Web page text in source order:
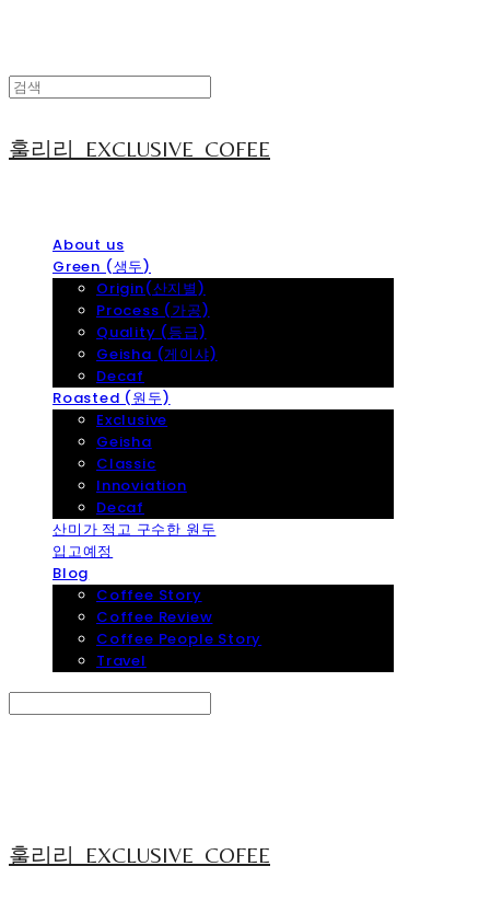
훌리리_EXCLUSIVE_COFEE
About us
Green (생두)
Origin(산지별)
Process (가공)
Quality (등급)
Geisha (게이샤)
Decaf
Roasted (원두)
Exclusive
Geisha
Classic
Innoviation
Decaf
산미가 적고 구수한 원두
입고예정
Blog
Coffee Story
Coffee Review
Coffee People Story
Travel
훌리리_EXCLUSIVE_COFEE